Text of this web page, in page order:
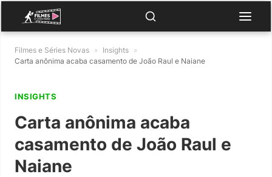
Filmes e Séries Novas » Insights »
Carta anônima acaba casamento de João Raul e Naiane
INSIGHTS
Carta anônima acaba
casamento de João Raul e
Naiane